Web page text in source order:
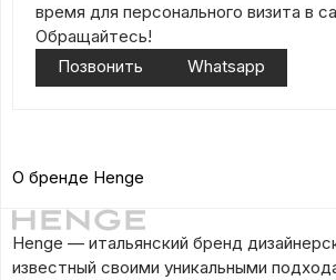
время для персонального визита в
Обращайтесь!
Позвонить
Whatsapp
О бренде Henge
Henge — итальянский бренд
известный своими уникальными